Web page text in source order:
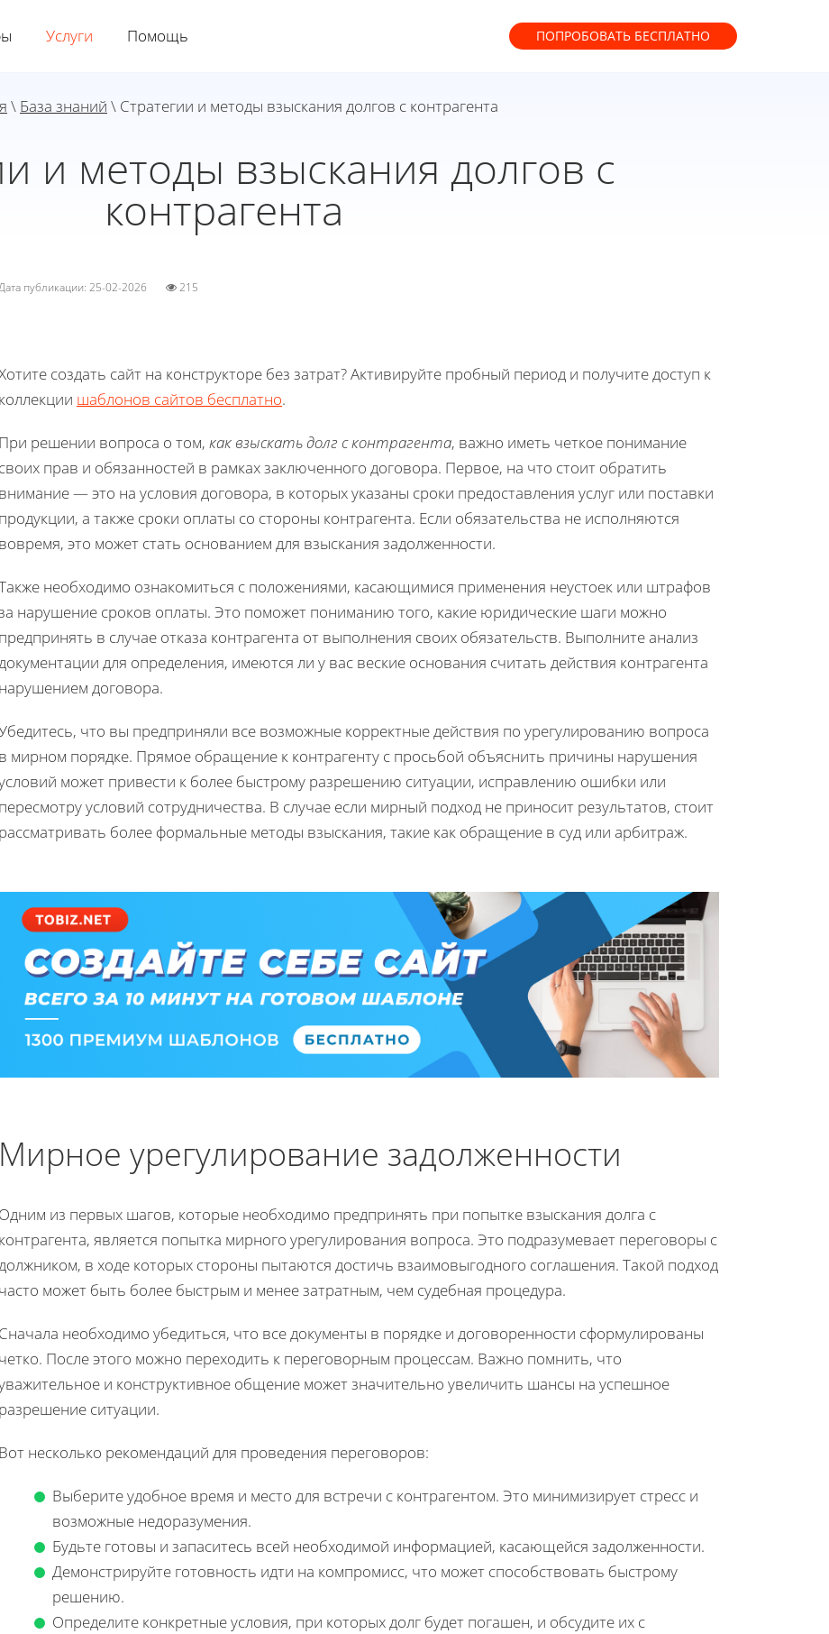
Услуги Помощь ПОПРОБОВАТЬ БЕСПЛАТНО
\ База знаний \ Стратегии и методы взыскания долгов с контрагента
и методы взыскания долгов с
контрагента
публикации: 25-02-2026 215
создать сайт на конструкторе без затрат? Активируйте пробный период и получите доступ к
коллекции шаблонов сайтов бесплатно.
При решении вопроса о том, как взыскать долг с контрагента, важно иметь четкое понимание
своих прав и обязанностей в рамках заключенного договора. Первое, на что стоит обратить
внимание — это на условия договора, в которых указаны сроки предоставления услуг или поставки
продукции, а также сроки оплаты со стороны контрагента. Если обязательства не исполняются
вовремя, это может стать основанием для взыскания задолженности.
необходимо ознакомиться с положениями, касающимися применения неустоек или штрафов
нарушение сроков оплаты. Это поможет пониманию того, какие юридические шаги можно
предпринять в случае отказа контрагента от выполнения своих обязательств. Выполните анализ
для определения, имеются ли у вас веские основания считать действия контрагента
нарушением договора.
что вы предприняли все возможные корректные действия по урегулированию вопроса
в мирном порядке. Прямое обращение к контрагенту с просьбой объяснить причины нарушения
может привести к более быстрому разрешению ситуации, исправлению ошибки или
пересмотру условий сотрудничества. В случае если мирный подход не приносит результатов, стоит
рассматривать более формальные методы взыскания, такие как обращение в суд или арбитраж.
Мирное урегулирование задолженности
Одним из первых шагов, которые необходимо предпринять при попытке взыскания долга с
контрагента, является попытка мирного урегулирования вопроса. Это подразумевает переговоры с
в ходе которых стороны пытаются достичь взаимовыгодного соглашения. Такой подход
часто может быть более быстрым и менее затратным, чем судебная процедура.
Сначала необходимо убедиться, что все документы в порядке и договоренности сформулированы
четко. После этого можно переходить к переговорным процессам. Важно помнить, что
и конструктивное общение может значительно увеличить шансы на успешное
разрешение ситуации.
Вот несколько рекомендаций для проведения переговоров:
Выберите удобное время и место для встречи с контрагентом. Это минимизирует стресс и
возможные недоразумения.
Будьте готовы и запаситесь всей необходимой информацией, касающейся задолженности.
Демонстрируйте готовность идти на компромисс, что может способствовать быстрому
решению.
Определите конкретные условия, при которых долг будет погашен, и обсудите их с